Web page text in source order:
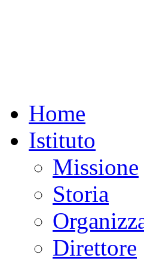
Home
Istituto
Missione
Storia
Direttore